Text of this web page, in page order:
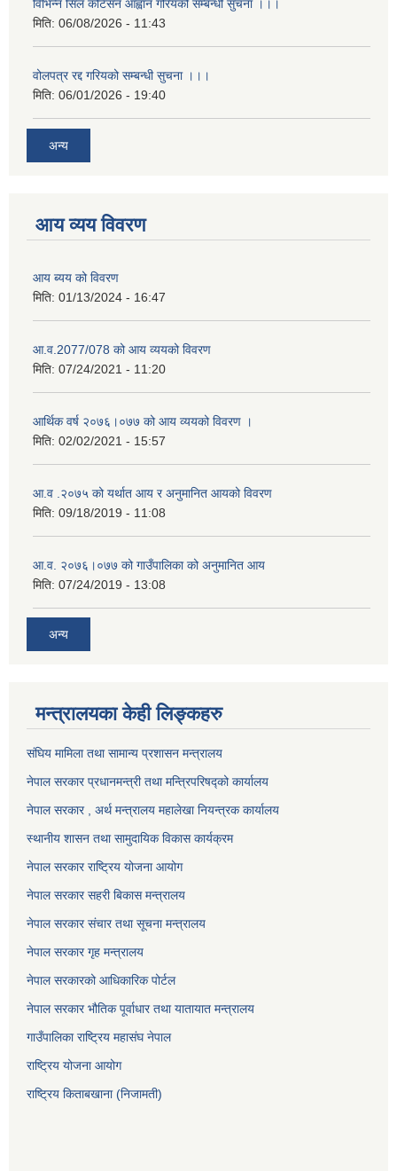
विभिन्न सिल कोटेसन आह्वान गरियको सम्बन्धी सुचना ।।।
मिति: 06/08/2026 - 11:43
वोलपत्र रद्द गरियको सम्बन्धी सुचना ।।।
मिति: 06/01/2026 - 19:40
अन्य
आय व्यय विवरण
आय ब्यय को विवरण
मिति: 01/13/2024 - 16:47
आ.व.2077/078 को आय व्ययको विवरण
मिति: 07/24/2021 - 11:20
आर्थिक वर्ष २०७६।०७७ को आय व्ययको विवरण ।
मिति: 02/02/2021 - 15:57
आ.व .२०७५ को यर्थात आय र अनुमानित आयको विवरण
मिति: 09/18/2019 - 11:08
आ.व. २०७६।०७७ को गाउँपालिका को अनुमानित आय
मिति: 07/24/2019 - 13:08
अन्य
मन्त्रालयका केही लिङ्कहरु
संघिय मामिला तथा सामान्य प्रशासन मन्त्रालय
नेपाल सरकार प्रधानमन्त्री तथा मन्त्रिपरिषद्को कार्यालय
नेपाल सरकार , अर्थ मन्त्रालय महालेखा नियन्त्रक कार्यालय
स्थानीय शासन तथा सामुदायिक विकास कार्यक्रम
नेपाल सरकार राष्ट्रिय योजना आयोग
नेपाल सरकार सहरी बिकास मन्त्रालय
नेपाल सरकार संचार तथा सूचना मन्त्रालय
नेपाल सरकार गृह मन्त्रालय
नेपाल सरकारको आधिकारिक पोर्टल
नेपाल सरकार भौतिक पूर्वाधार तथा यातायात मन्त्रालय
गाउँपालिका राष्ट्रिय महासंघ नेपाल
राष्ट्रिय योजना आयोग
राष्ट्रिय किताबखाना (निजामती)